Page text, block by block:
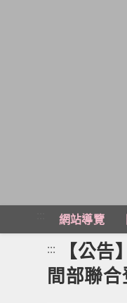
主
網站導覽
:::
【公
間部聯